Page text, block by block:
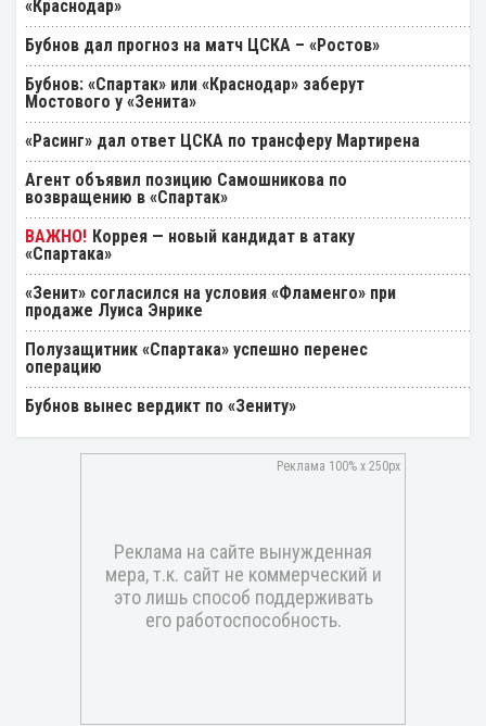
«Краснодар»
Бубнов дал прогноз на матч ЦСКА – «Ростов»
Бубнов: «Спартак» или «Краснодар» заберут
Мостового у «Зенита»
«Расинг» дал ответ ЦСКА по трансферу Мартирена
Агент объявил позицию Самошникова по
возвращению в «Спартак»
Коррея — новый кандидат в атаку
«Спартака»
«Зенит» согласился на условия «Фламенго» при
продаже Луиса Энрике
Полузащитник «Спартака» успешно перенес
операцию
Бубнов вынес вердикт по «Зениту»